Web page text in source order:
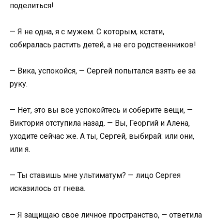
поделиться!
— Я не одна, я с мужем. С которым, кстати,
собиралась растить детей, а не его родственников!
— Вика, успокойся, — Сергей попытался взять ее за
руку.
— Нет, это вы все успокойтесь и соберите вещи, —
Виктория отступила назад. — Вы, Георгий и Алена,
уходите сейчас же. А ты, Сергей, выбирай: или они,
или я.
— Ты ставишь мне ультиматум? — лицо Сергея
исказилось от гнева.
— Я защищаю свое личное пространство, — ответила